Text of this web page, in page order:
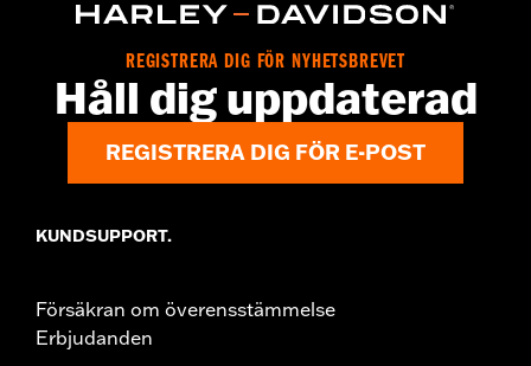
d.com/warrantyfor full details
Imported
REGISTRERA DIG FÖR NYHETSBREVET
Håll dig uppdaterad
REGISTRERA DIG FÖR E-POST
KUNDSUPPORT.
Försäkran om överensstämmelse
Erbjudanden